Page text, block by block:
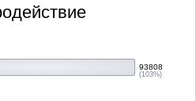
93808
(103%)